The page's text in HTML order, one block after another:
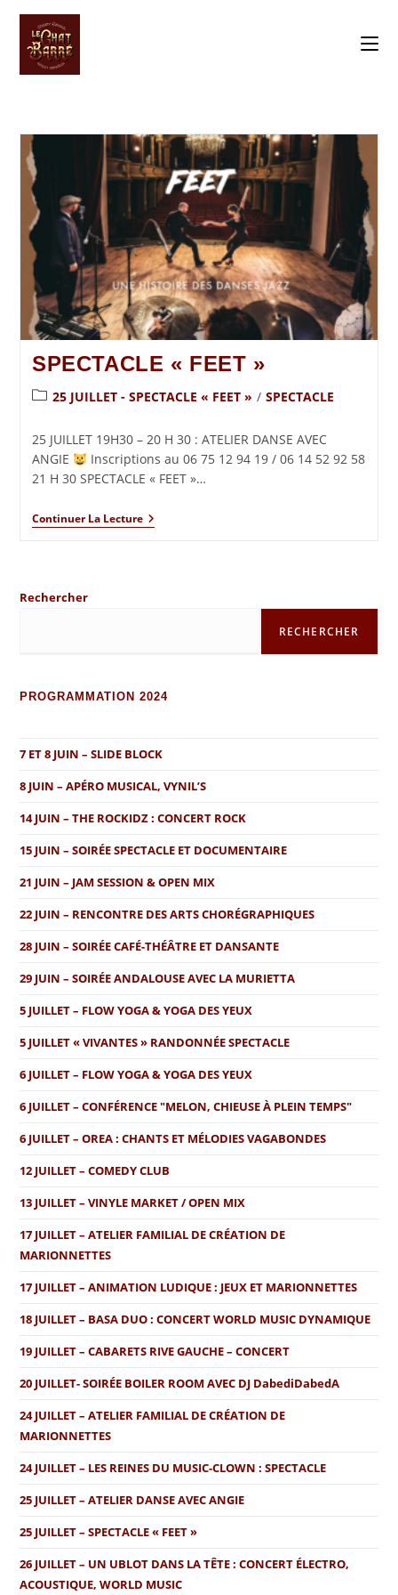
SPECTACLE « FEET »
25 JUILLET - SPECTACLE « FEET » / SPECTACLE
25 JUILLET 19H30 – 20 H 30 : ATELIER DANSE AVEC
ANGIE
Inscriptions au 06 75 12 94 19 / 06 14 52 92 58
21 H 30 SPECTACLE « FEET »…
Continuer La Lecture
Rechercher
RECHERCHER
PROGRAMMATION 2024
7 ET 8 JUIN – SLIDE BLOCK
8 JUIN – APÉRO MUSICAL, VYNIL’S
14 JUIN – THE ROCKIDZ : CONCERT ROCK
15 JUIN – SOIRÉE SPECTACLE ET DOCUMENTAIRE
21 JUIN – JAM SESSION & OPEN MIX
22 JUIN – RENCONTRE DES ARTS CHORÉGRAPHIQUES
28 JUIN – SOIRÉE CAFÉ-THÉÂTRE ET DANSANTE
29 JUIN – SOIRÉE ANDALOUSE AVEC LA MURIETTA
5 JUILLET – FLOW YOGA & YOGA DES YEUX
5 JUILLET « VIVANTES » RANDONNÉE SPECTACLE
6 JUILLET – FLOW YOGA & YOGA DES YEUX
6 JUILLET – CONFÉRENCE "MELON, CHIEUSE À PLEIN TEMPS"
6 JUILLET – OREA : CHANTS ET MÉLODIES VAGABONDES
12 JUILLET – COMEDY CLUB
13 JUILLET – VINYLE MARKET / OPEN MIX
17 JUILLET – ATELIER FAMILIAL DE CRÉATION DE
MARIONNETTES
17 JUILLET – ANIMATION LUDIQUE : JEUX ET MARIONNETTES
18 JUILLET – BASA DUO : CONCERT WORLD MUSIC DYNAMIQUE
19 JUILLET – CABARETS RIVE GAUCHE – CONCERT
20 JUILLET- SOIRÉE BOILER ROOM AVEC DJ DabediDabedA
24 JUILLET – ATELIER FAMILIAL DE CRÉATION DE
MARIONNETTES
24 JUILLET – LES REINES DU MUSIC-CLOWN : SPECTACLE
25 JUILLET – ATELIER DANSE AVEC ANGIE
25 JUILLET – SPECTACLE « FEET »
26 JUILLET – UN UBLOT DANS LA TÊTE : CONCERT ÉLECTRO,
ACOUSTIQUE, WORLD MUSIC